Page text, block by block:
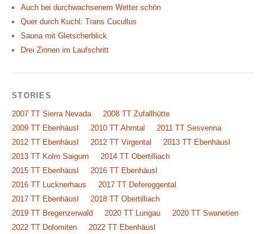
Auch bei durchwachsenem Wetter schön
Quer durch Kuchl: Trans Cucullus
Sauna mit Gletscherblick
Drei Zinnen im Laufschritt
STORIES
2007 TT Sierra Nevada
2008 TT Zufallhütte
2009 TT Ebenhäusl
2010 TT Ahrntal
2011 TT Sesvenna
2012 TT Ebenhäusl
2012 TT Virgental
2013 TT Ebenhäusl
2013 TT Kolm Saigurn
2014 TT Obertilliach
2015 TT Ebenhäusl
2016 TT Ebenhäusl
2016 TT Lucknerhaus
2017 TT Defereggental
2017 TT Ebenhäusl
2018 TT Obertilliach
2019 TT Bregenzerwald
2020 TT Lungau
2020 TT Swanetien
2022 TT Dolomiten
2022 TT Ebenhäusl